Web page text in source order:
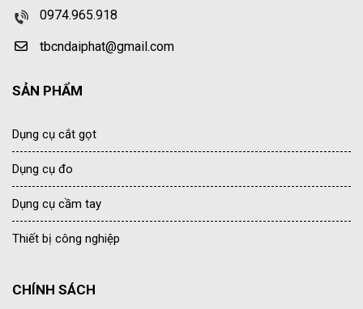
0974.965.918
tbcndaiphat@gmail.com
SẢN PHẨM
Dụng cụ cắt gọt
Dụng cụ đo
Dụng cụ cầm tay
Thiết bị công nghiệp
CHÍNH SÁCH